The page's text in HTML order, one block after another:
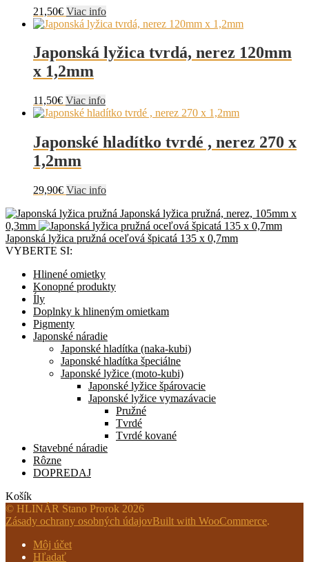
21,50€ Viac info
Japonská lyžica tvrdá, nerez 120mm
x 1,2mm
11,50€ Viac info
Japonské hladítko tvrdé , nerez 270 x
1,2mm
29,90€ Viac info
Japonská lyžica pružná, nerez, 105mm x
0,3mm
Japonská lyžica pružná oceľová špicatá 135 x 0,7mm
VYBERTE SI:
Hlinené omietky
Konopné produkty
Íly
Doplnky k hlineným omietkam
Pigmenty
Japonské náradie
Japonské hladítka (naka-kubi)
Japonské hladítka špeciálne
Japonské lyžice (moto-kubi)
Japonské lyžice špárovacie
Japonské lyžice vymazávacie
Pružné
Tvrdé
Tvrdé kované
Stavebné náradie
Rôzne
DOPREDAJ
Košík
© HLINÁR Stano Prorok 2026
Zásady ochrany osobných údajovBuilt with WooCommerce.
Môj účet
Hľadať